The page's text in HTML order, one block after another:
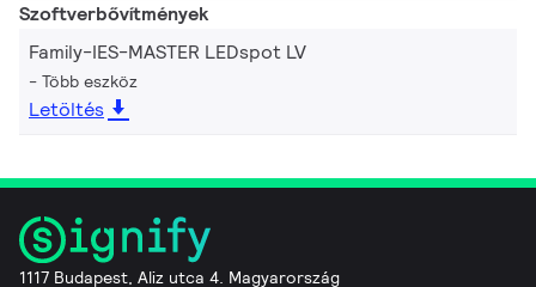
Szoftverbővítmények
Family-IES-MASTER LEDspot LV
Több eszköz
Letöltés
1117 Budapest, Aliz utca 4. Magyarország